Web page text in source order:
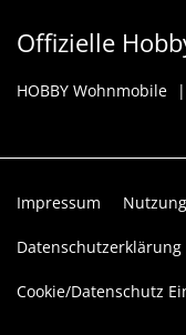
Offizielle
HOBBY Wohnmobile
Impressum
Datenschutzerklärung
Cookie/Datenschutz